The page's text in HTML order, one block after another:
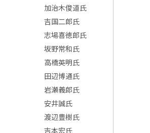
加治木俊道氏
吉国二郎氏
志場喜徳郎氏
坂野常和氏
高橋英明氏
田辺博通氏
岩瀬義郎氏
安井誠氏
渡辺豊樹氏
吉本宏氏